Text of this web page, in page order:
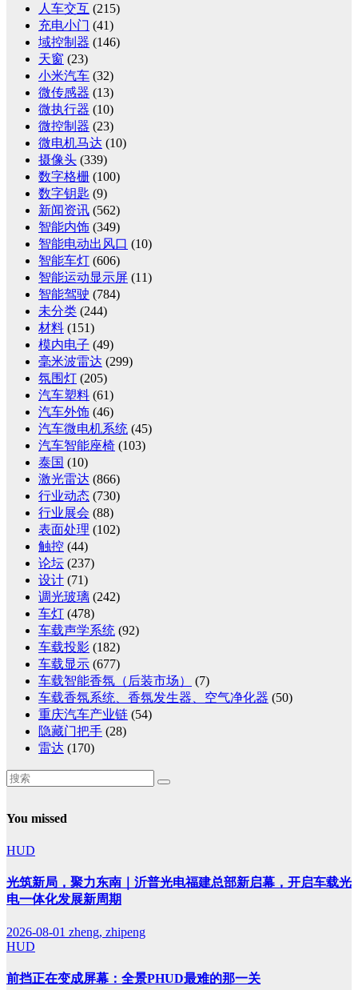
人车交互 (215)
充电小门 (41)
域控制器 (146)
天窗 (23)
小米汽车 (32)
微传感器 (13)
微执行器 (10)
微控制器 (23)
微电机马达 (10)
摄像头 (339)
数字格栅 (100)
数字钥匙 (9)
新闻资讯 (562)
智能内饰 (349)
智能电动出风口 (10)
智能车灯 (606)
智能运动显示屏 (11)
智能驾驶 (784)
未分类 (244)
材料 (151)
模内电子 (49)
毫米波雷达 (299)
氛围灯 (205)
汽车塑料 (61)
汽车外饰 (46)
汽车微电机系统 (45)
汽车智能座椅 (103)
泰国 (10)
激光雷达 (866)
行业动态 (730)
行业展会 (88)
表面处理 (102)
触控 (44)
论坛 (237)
设计 (71)
调光玻璃 (242)
车灯 (478)
车载声学系统 (92)
车载投影 (182)
车载显示 (677)
车载智能香氛（后装市场）
(7)
车载香氛系统、香氛发生器、空气净化器 (50)
重庆汽车产业链 (54)
隐藏门把手 (28)
雷达 (170)
You missed
HUD
光筑新局，聚力东南｜沂普光电福建总部新启幕，开启车载光
电一体化发展新周期
2026-08-01 zheng, zhipeng
HUD
前挡正在变成屏幕：全景PHUD最难的那一关